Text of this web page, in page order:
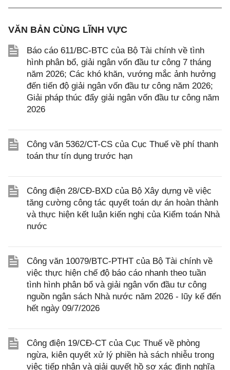
VĂN BẢN CÙNG LĨNH VỰC
Báo cáo 611/BC-BTC của Bộ Tài chính về tình
hình phân bổ, giải ngân vốn đầu tư công 7 tháng
năm 2026; Các khó khăn, vướng mắc ảnh hưởng
đến tiến độ giải ngân vốn đầu tư công năm 2026;
Giải pháp thúc đẩy giải ngân vốn đầu tư công năm
2026
Công văn 5362/CT-CS của Cục Thuế về phí thanh
toán thư tín dụng trước hạn
Công điện 28/CĐ-BXD của Bộ Xây dựng về việc
tăng cường công tác quyết toán dự án hoàn thành
và thực hiện kết luận kiến nghị của Kiểm toán Nhà
nước
Công văn 10079/BTC-PTHT của Bộ Tài chính về
việc thực hiện chế độ báo cáo nhanh theo tuần
tình hình phân bổ và giải ngân vốn đầu tư công
nguồn ngân sách Nhà nước năm 2026 - lũy kế đến
hết ngày 09/7/2026
Công điện 19/CĐ-CT của Cục Thuế về phòng
ngừa, kiên quyết xử lý phiền hà sách nhiễu trong
việc tiếp nhận và giải quyết hồ sơ xác định nghĩa